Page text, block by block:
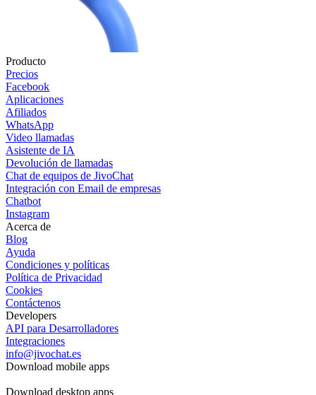
Producto
Precios
Facebook
Aplicaciones
Afiliados
WhatsApp
Video llamadas
Asistente de IA
Devolución de llamadas
Chat de equipos de JivoChat
Integración con Email de empresas
Chatbot
Instagram
Acerca de
Blog
Ayuda
Condiciones y políticas
Política de Privacidad
Cookies
Contáctenos
Developers
API para Desarrolladores
Integraciones
info@jivochat.es
Download mobile apps
Download desktop apps